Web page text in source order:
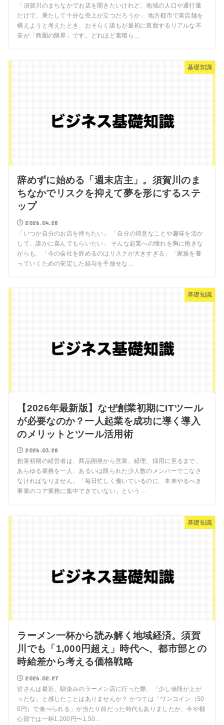
「須賀川のまちなかでお店を開きたいけれど、地域の人口や通行量
だけで、果たして十分な売上が立つだろうか」 地方都市で実店舗を
構えようと考えたとき、おそらく誰もが最初に直面するリアルな不
安が「商圏の限界」です。どれほど素晴ら…
基礎知識
辞めずに始める「週末店主」。須賀川のま
ちなかでリスクを抑えて夢を形にするステ
ップ
2026.04.28
「いつか自分のお店を持ちたい」 「自分の得意なことや趣味を活か
して、誰かに喜んでもらいたい」 そんな起業への憧れを胸に抱きな
がらも、「今の会社を辞めるのはリスクが大きすぎる」「家族を養
っていくための安定した給与を手放せな…
基礎知識
【2026年最新版】なぜ創業初期にITツール
が必要なのか？一人起業を成功に導く導入
のメリットとツール活用術
2026.03.28
創業初期の経営者は、商品開発から営業、経理、採用に至るまで、
あらゆる業務を一人、あるいは限られた少人数のメンバーでこなさ
なければなりません。「毎日忙しく働いているのに、本来やるべき
事業のコア業務に集中できていない」という…
基礎知識
ラーメン一杯から読み解く地域経済。須賀
川でも「1,000円超え」時代へ、都市部との
時給差から考える価格戦略
2026.02.27
皆さんは最近、馴染みのラーメン店に行った際、「少し値段が上が
ったな」と感じたことはありませんか？ かつては「ワンコイン（50
0円）で食べられる」が当たり前だった時代もありましたが、今や都
心部では一杯1,200円〜1,50…